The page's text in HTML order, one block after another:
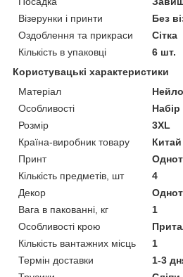
Візерунки і принти
Без
Оздоблення та прикраси
Сітка
Кількість в упаковці
6 шт.
Користувацькі характеристики
Матеріал
Особливості
Набір
Розмір
3XL
Країна-виробник товару
Китай
Принт
Кількість предметів, шт
4
Декор
Вага в пакованні, кг
1
Особливості крою
Кількість вантажних місць
1
Термін доставки
1-3